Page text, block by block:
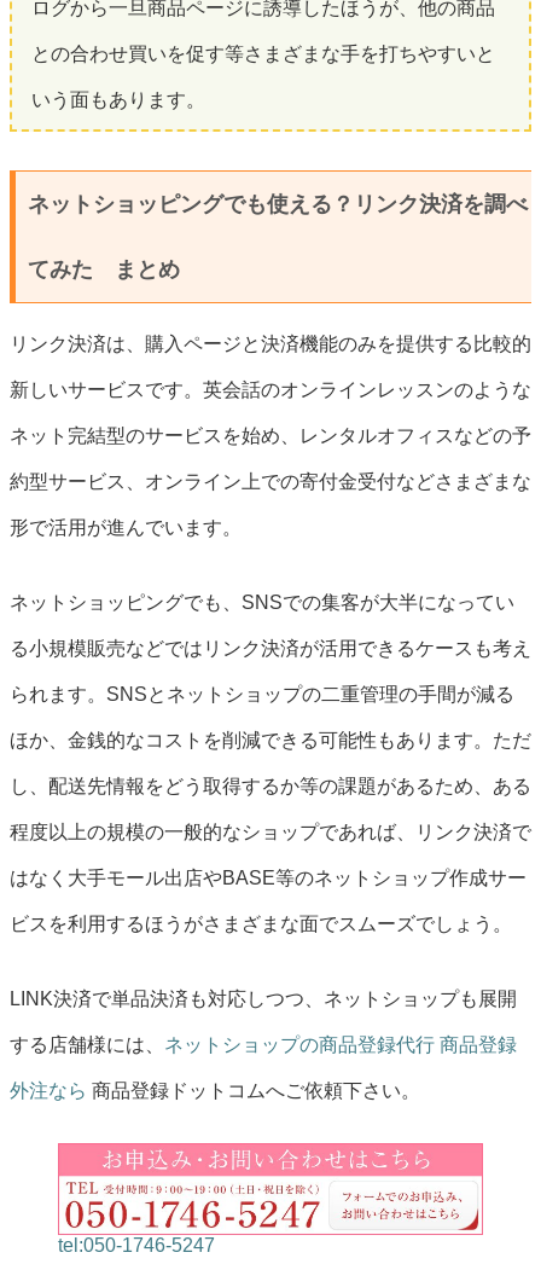
ログから一旦商品ページに誘導したほうが、他の商品
との合わせ買いを促す等さまざまな手を打ちやすいと
いう面もあります。
ネットショッピングでも使える？リンク決済を調べ
てみた まとめ
リンク決済は、購入ページと決済機能のみを提供する比較的
新しいサービスです。英会話のオンラインレッスンのような
ネット完結型のサービスを始め、レンタルオフィスなどの予
約型サービス、オンライン上での寄付金受付などさまざまな
形で活用が進んでいます。
ネットショッピングでも、SNSでの集客が大半になってい
る小規模販売などではリンク決済が活用できるケースも考え
られます。SNSとネットショップの二重管理の手間が減る
ほか、金銭的なコストを削減できる可能性もあります。ただ
し、配送先情報をどう取得するか等の課題があるため、ある
程度以上の規模の一般的なショップであれば、リンク決済で
はなく大手モール出店やBASE等のネットショップ作成サー
ビスを利用するほうがさまざまな面でスムーズでしょう。
LINK決済で単品決済も対応しつつ、ネットショップも展開
する店舗様には、 ネットショップの商品登録代行 商品登録
外注なら 商品登録ドットコムへご依頼下さい。
tel:050-1746-5247